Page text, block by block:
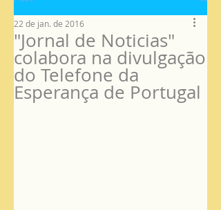
"Jornal de Noticias"
colabora na divulgação
do Telefone da
Esperança de Portugal
22 de jan. de 2016